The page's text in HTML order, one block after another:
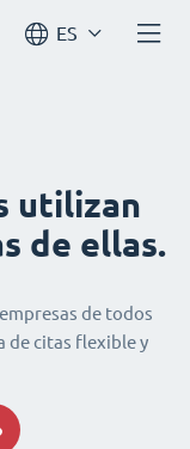
ES
utilizan
de ellas.
de todos
de citas flexible y